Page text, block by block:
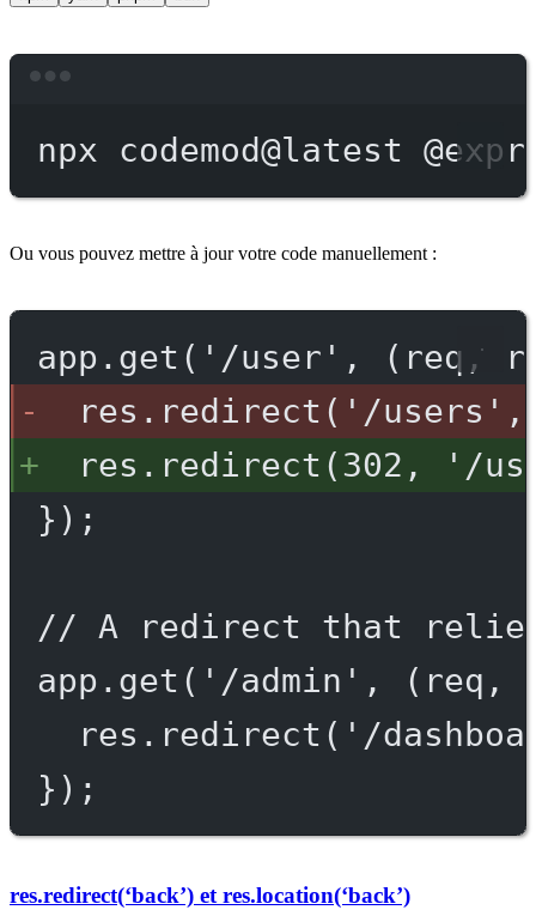
npx codemod@latest
Ou vous pouvez mettre à jour votre code manuellement :
app.get('/user', (req,
res.redirect('/users',
res.redirect(302, '/
});
// A redirect that relies
app.get('/admin', (req,
res.redirect('/
});
res.redirect(‘back’) et res.location(‘back’)